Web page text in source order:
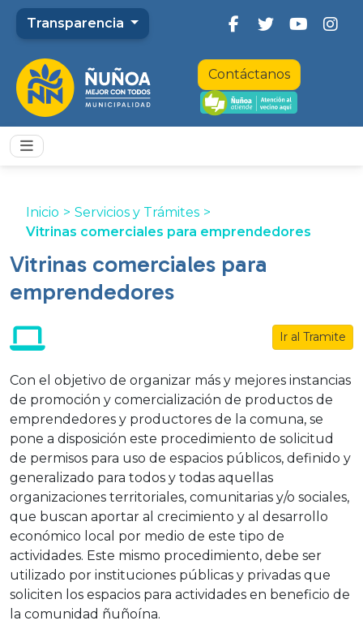
Transparencia
Contáctanos
Inicio > Servicios y Trámites >
Vitrinas comerciales para emprendedores
Vitrinas comerciales para
emprendedores
Ir al Tramite
Con el objetivo de organizar más y mejores instancias
de promoción y comercialización de productos de
emprendedores y productores de la comuna, se
pone a disposición este procedimiento de solicitud
de permisos para uso de espacios públicos, definido y
generalizado para todos y todas aquellas
organizaciones territoriales, comunitarias y/o sociales,
que buscan aportar al crecimiento y al desarrollo
económico local por medio de este tipo de
actividades. Este mismo procedimiento, debe ser
utilizado por instituciones públicas y privadas que
soliciten los espacios para actividades en beneficio de
la comunidad ñuñoína.